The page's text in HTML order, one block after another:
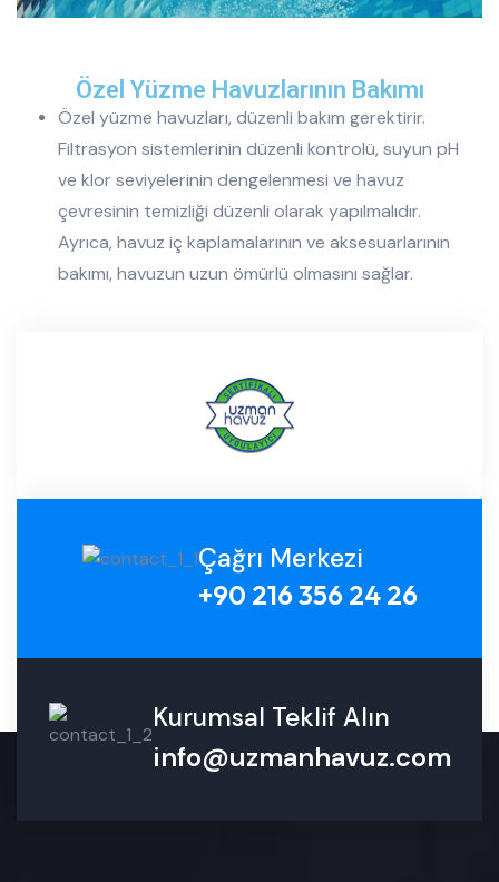
Özel Yüzme Havuzlarının Bakımı
Özel yüzme havuzları, düzenli bakım gerektirir.
Filtrasyon sistemlerinin düzenli kontrolü, suyun pH
ve klor seviyelerinin dengelenmesi ve havuz
çevresinin temizliği düzenli olarak yapılmalıdır.
Ayrıca, havuz iç kaplamalarının ve aksesuarlarının
bakımı, havuzun uzun ömürlü olmasını sağlar.
Çağrı Merkezi
+90 216 356 24 26
Kurumsal Teklif Alın
info@uzmanhavuz.com